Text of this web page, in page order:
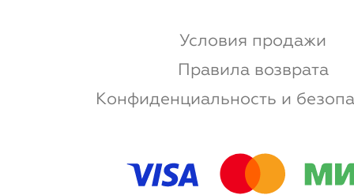
Условия продажи
Правила возврата
Конфиденциальность и